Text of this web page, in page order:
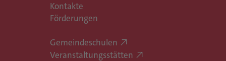
Kontakte
Förderungen
Gemeindeschulen
Veranstaltungsstätten